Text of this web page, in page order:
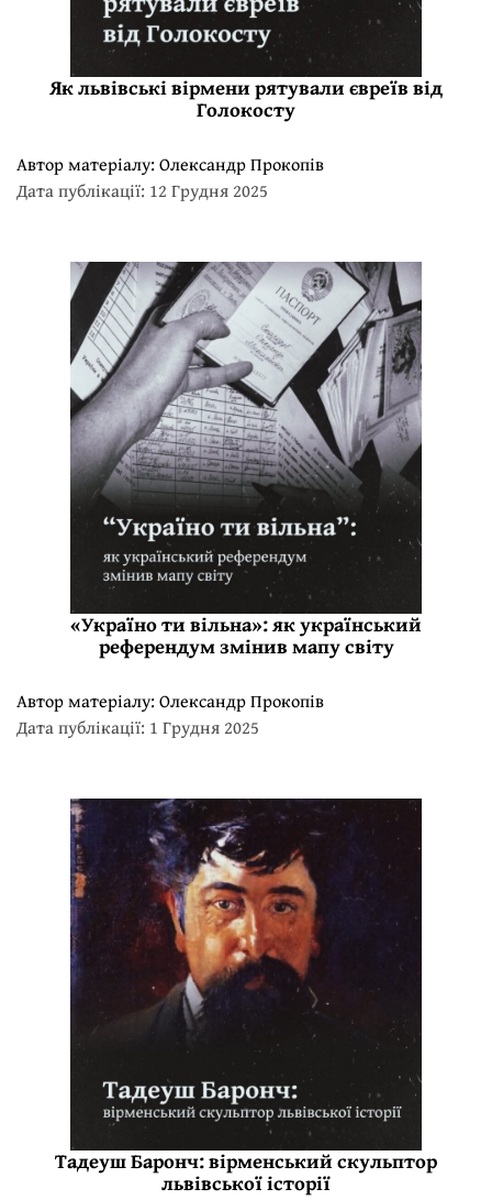
Як львівські вірмени рятували євреїв від
Голокосту
Автор матеріалу: Олександр Прокопів
Дата публікації: 12 Грудня 2025
«Україно ти вільна»: як український
референдум змінив мапу світу
Автор матеріалу: Олександр Прокопів
Дата публікації: 1 Грудня 2025
Тадеуш Баронч: вірменський скульптор
львівської історії